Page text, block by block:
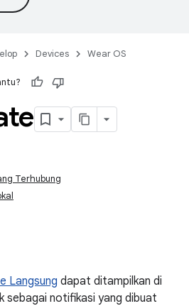
Devices Wear OS
Terhubung
Langsung dapat ditampilkan di
sebagai notifikasi yang dibuat